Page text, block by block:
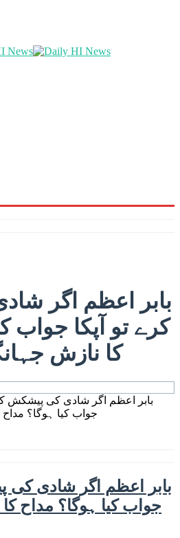
بابر اعظم اگر
کرے تو آپکا جواب
کا نازش
بابر اعظم اگر شادی کی پیشکش
جواب کیا ہوگا؟
بابر اعظم اگر شادی کی
جواب کیا ہوگا؟ مداح